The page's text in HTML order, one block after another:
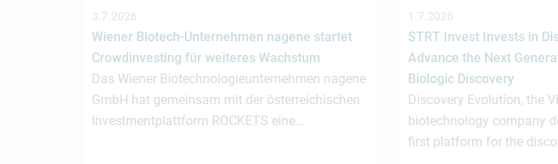
3.7.2026
Wiener Biotech-Unternehmen nagene startet
Crowdinvesting für weiteres Wachstum
Das Wiener Biotechnologieunternehmen nagene
GmbH hat gemeinsam mit der österreichischen
Investmentplattform ROCKETS eine…
1.7.2026
STRT Invest Invests in
Advance the Next
Biologic Discovery
Discovery Evolution, the
biotechnology company
first platform for the